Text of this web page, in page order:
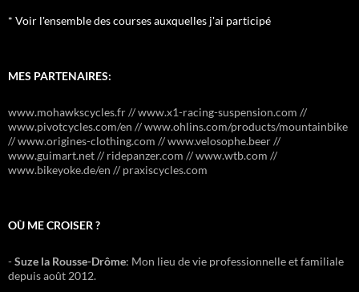
* Voir l'ensemble des courses auxquelles j'ai participé
MES PARTENAIRES:
www.mohawkscycles.fr // www.x1-racing-suspension.com //
www.pivotcycles.com/en // www.ohlins.com/products/mountainbike
// www.origines-clothing.com // www.velosophe.beer //
www.guimart.net // ridepanzer.com // www.wtb.com //
www.bikeyoke.de/en // praxiscycles.com
OÙ ME CROISER ?
-Suze la Rousse-Drôme: Mon lieu de vie professionnelle et familiale
depuis août 2012.